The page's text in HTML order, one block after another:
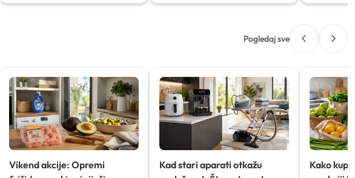
Pogledaj sve
Vikend akcije: Opremi
Kad stari aparati otkažu
Kako